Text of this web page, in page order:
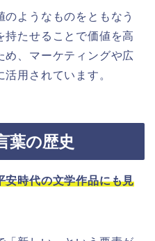
のようなものをともなう
持たせることで価値を高
め、マーケティングや広
用されています。
葉の歴史
安時代の文学作品にも見